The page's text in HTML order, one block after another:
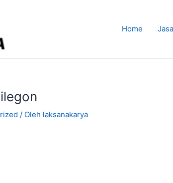
Home
/ Oleh laksanakarya